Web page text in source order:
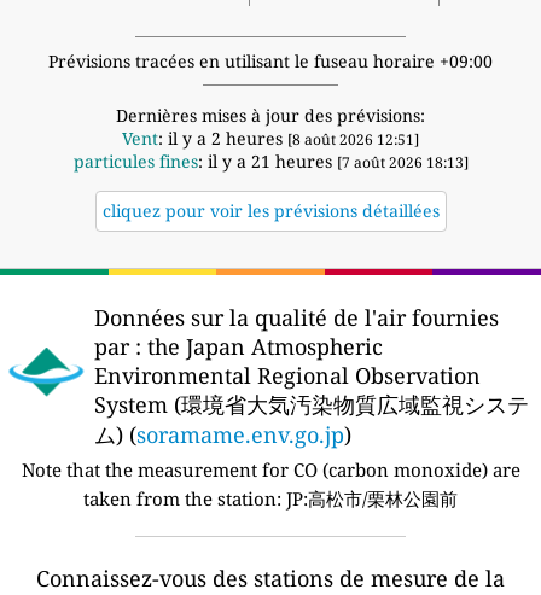
Prévisions tracées en utilisant le fuseau horaire +09:00
Dernières mises à jour des prévisions:
Vent: il y a 2 heures [8 août 2026 12:51]
particules fines: il y a 21 heures [7 août 2026 18:13]
cliquez pour voir les prévisions détaillées
Données sur la qualité de l'air fournies
par : the Japan Atmospheric
Environmental Regional Observation
System (環境省大気汚染物質広域監視システ
ム) (soramame.env.go.jp)
Note that the measurement for CO (carbon monoxide) are
taken from the station: JP:高松市/栗林公園前
Connaissez-vous des stations de mesure de la